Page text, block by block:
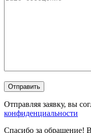
Отправляя заявку, вы
конфиденциальности
Спасибо за обращение!